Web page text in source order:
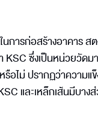
นการก่อสร้างอาคาร ส
KSC ซึ่งเป็นหน่วยวัด
รือไม่ ปรากฏว่าความแ
และเหล็กเส้นมีบาง